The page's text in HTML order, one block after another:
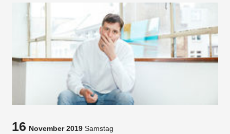
16November 2019 Samstag